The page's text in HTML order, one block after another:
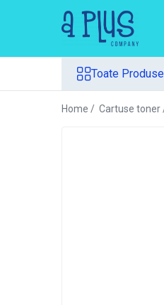
Benzi pentru etichete
Cartuse toner
Toate
Home / Cartuse toner